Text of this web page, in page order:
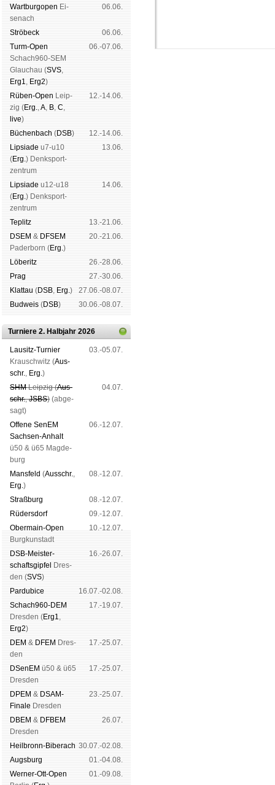
Wart­burg­open Ei­
se­nach
06.06.
Strö­beck
06.06.
Turm-Open
Schach960-SEM
Glau­chau (SVS,
Erg1, Erg2)
06.-07.06.
Rüben-Open Leip­
zig (Erg.,A, B, C,
live)
12.-14.06.
Büchen­bach (DSB)
12.-14.06.
Lipsiade u7-u10
(Erg.) Denk­sport­
zen­trum
13.06.
Lipsiade u12-u18
(Erg.) Denk­sport­
zen­trum
14.06.
Tep­litz
13.-21.06.
DSEM & DFSEM
Pader­born (Erg.)
20.-21.06.
Lö­be­ritz
26.-28.06.
Prag
27.-30.06.
Klat­tau (DSB, Erg.)
27.06.-08.07.
Bud­weis (DSB) 30.06.-08.07.
Turniere 2. Halbjahr 2026
Lau­sitz-Tur­nier
Krausch­witz (Aus­
schr., Erg.)
03.-05.07.
SHMLeip­zig (Aus­
schr.,JSBS) (ab­ge­
sagt)
04.07.
Offene SenEM
Sach­sen-An­halt
ü50 & ü65 Mag­de­
burg
06.-12.07.
Mans­feld (Aus­schr.,
Erg.)
08.-12.07.
Straß­burg
08.-12.07.
Rüders­dorf
09.-12.07.
Ober­main-Open
Burg­kun­stadt
10.-12.07.
DSB-Meister­
schafts­gipfel
Dres­
den (SVS)
16.-26.07.
Pardu­bice
16.07.-02.08.
Schach960-DEM
Dres­den (Erg1,
Erg2)
17.-19.07.
DEM & DFEM Dres­
den
17.-25.07.
DSenEM ü50 & ü65
Dres­den
17.-25.07.
DPEM & DSAM-
Finale Dres­den
23.-25.07.
DBEM & DFBEM
Dres­den
26.07.
Heil­bronn-Bi­ber­ach 30.07.-02.08.
Augs­burg
01.-04.08.
Werner-Ott-Open
01.-09.08.